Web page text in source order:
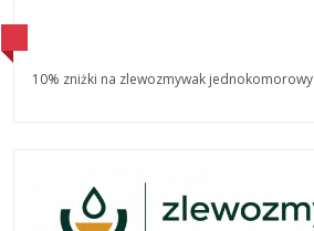
10% zniżki na zlewozmywak jednokomorowy